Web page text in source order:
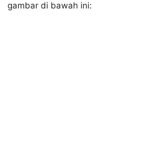
gambar di bawah ini: